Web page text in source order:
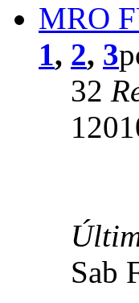
MRO
1, 2, 3
32
Sab